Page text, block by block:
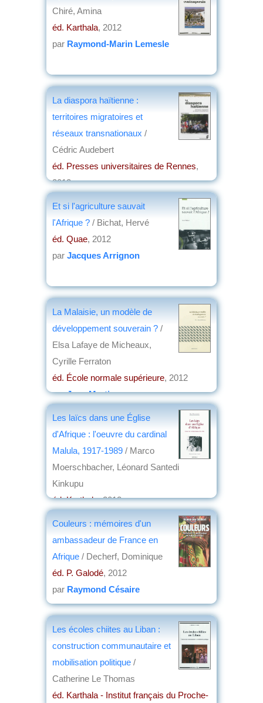
Chiré, Amina
éd. Karthala, 2012
par Raymond-Marin Lemesle
La diaspora haïtienne :
territoires migratoires et
réseaux transnationaux /
Cédric Audebert
éd. Presses universitaires de Rennes,
2012
Et si l'agriculture sauvait
l'Afrique ? / Bichat, Hervé
éd. Quae, 2012
par Jacques Arrignon
La Malaisie, un modèle de
développement souverain ? /
Elsa Lafaye de Micheaux,
Cyrille Ferraton
éd. École normale supérieure, 2012
parJean Martin
Les laïcs dans une Église
d'Afrique : l'oeuvre du cardinal
Malula, 1917-1989 / Marco
Moerschbacher, Léonard Santedi
Kinkupu
éd. Karthala, 2012
Couleurs : mémoires d'un
ambassadeur de France en
Afrique / Decherf, Dominique
éd. P. Galodé, 2012
par Raymond Césaire
Les écoles chiites au Liban :
construction communautaire et
mobilisation politique /
Catherine Le Thomas
éd. Karthala - Institut français du Proche-